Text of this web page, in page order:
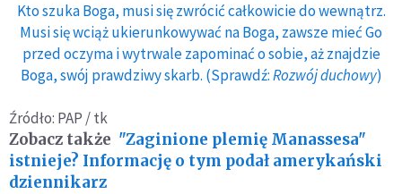
Kto szuka Boga, musi się zwrócić całkowicie do wewnątrz.
Musi się wciąż ukierunkowywać na Boga, zawsze mieć Go
przed oczyma i wytrwale zapominać o sobie, aż znajdzie
Boga, swój prawdziwy skarb. (Sprawdź:Rozwój duchowy)
Źródło: PAP / tk
Zobacz także "Zaginione plemię Manassesa"
istnieje? Informację o tym podał amerykański
dziennikarz